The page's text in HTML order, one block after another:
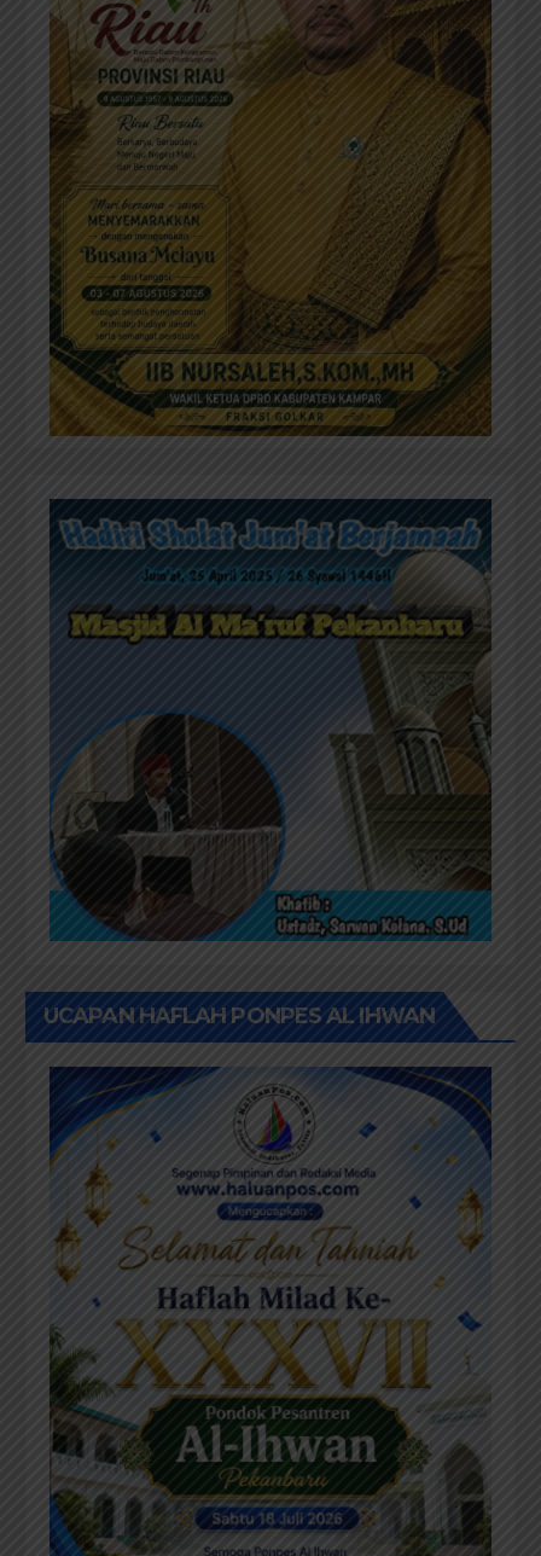
UCAPAN HAFLAH PONPES AL IHWAN